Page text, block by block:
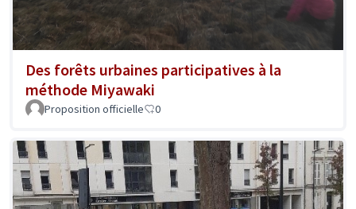
Des forêts urbaines participatives à la
méthode Miyawaki
Proposition officielle 0